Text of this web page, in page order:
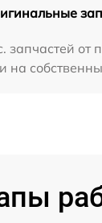
запчастей от
на